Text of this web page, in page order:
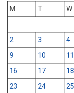
M
T W
2
3 4
9
10 11
16
17 18
23
24 25